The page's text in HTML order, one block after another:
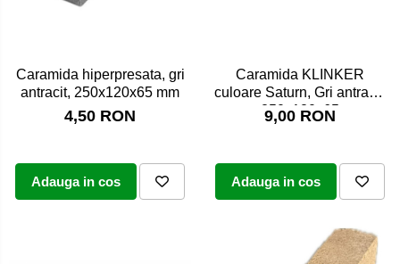
Caramida hiperpresata, gri
antracit, 250x120x65 mm
4,50 RON
Adauga in cos
Caramida KLINKER
culoare Saturn, Gri antracit,
250x120x65
9,00 RON
Adauga in cos